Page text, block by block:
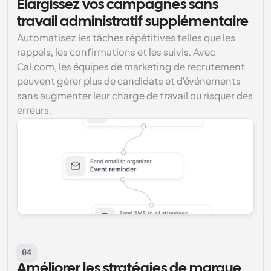
Élargissez vos campagnes sans
travail administratif supplémentaire
Automatisez les tâches répétitives telles que les
rappels, les confirmations et les suivis. Avec
Cal.com, les équipes de marketing de recrutement
peuvent gérer plus de candidats et d'événements
sans augmenter leur charge de travail ou risquer des
erreurs.
04